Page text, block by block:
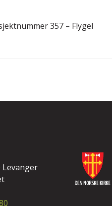
357 – Flygel
Levanger